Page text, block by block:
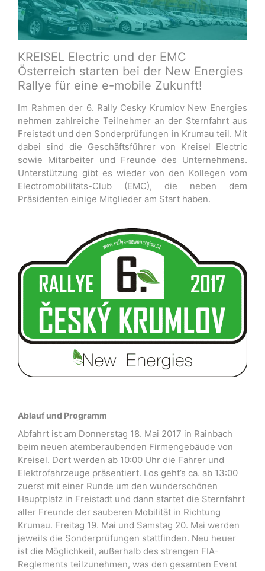
KREISEL Electric und der EMC
Österreich starten bei der New Energies
Rallye für eine e-mobile Zukunft!
Im Rahmen der 6. Rally Cesky Krumlov New Energies
nehmen zahlreiche Teilnehmer an der Sternfahrt aus
Freistadt und den Sonderprüfungen in Krumau teil. Mit
dabei sind die Geschäftsführer von Kreisel Electric
sowie Mitarbeiter und Freunde des Unternehmens.
Unterstützung gibt es wieder von den Kollegen vom
Electromobilitäts-Club (EMC), die neben dem
Präsidenten einige Mitglieder am Start haben.
Ablauf und Programm
Abfahrt ist am Donnerstag 18. Mai 2017 in Rainbach
beim neuen atemberaubenden Firmengebäude von
Kreisel. Dort werden ab 10:00 Uhr die Fahrer und
Elektrofahrzeuge präsentiert. Los geht’s ca. ab 13:00
zuerst mit einer Runde um den wunderschönen
Hauptplatz in Freistadt und dann startet die Sternfahrt
aller Freunde der sauberen Mobilität in Richtung
Krumau. Freitag 19. Mai und Samstag 20. Mai werden
jeweils die Sonderprüfungen stattfinden. Neu heuer
ist die Möglichkeit, außerhalb des strengen FIA-
Reglements teilzunehmen, was den gesamten Event